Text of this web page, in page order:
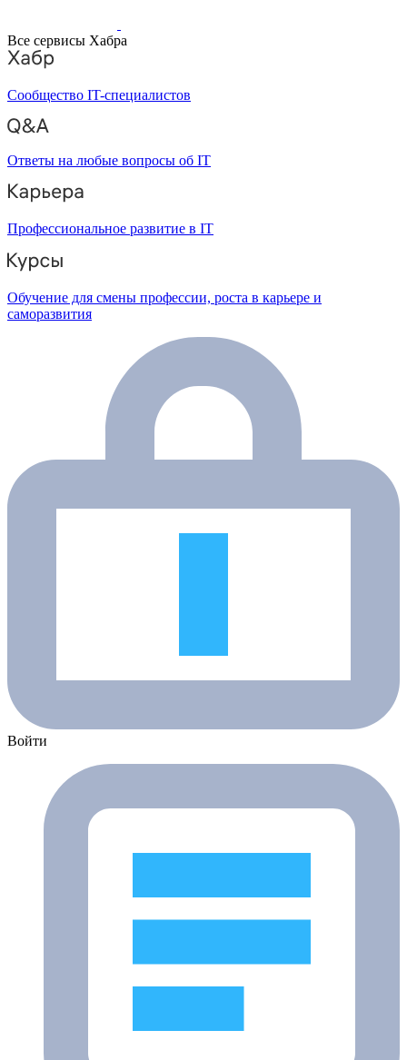
Все сервисы Хабра
Сообщество IT-специалистов
Ответы на любые вопросы об IT
Профессиональное развитие в IT
Обучение для смены профессии, роста в карьере и
саморазвития
Войти